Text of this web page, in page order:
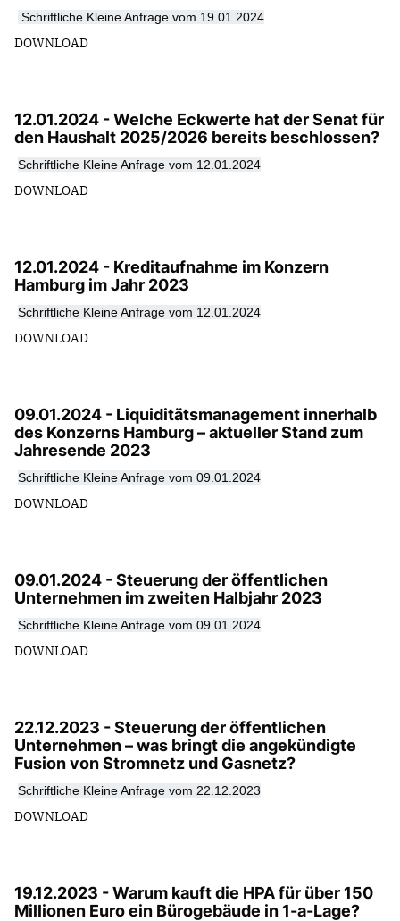
Schriftliche Kleine Anfrage vom 19.01.2024
DOWNLOAD
12.01.2024 - Welche Eckwerte hat der Senat für
den Haushalt 2025/2026 bereits beschlossen?
Schriftliche Kleine Anfrage vom 12.01.2024
DOWNLOAD
12.01.2024 - Kreditaufnahme im Konzern
Hamburg im Jahr 2023
Schriftliche Kleine Anfrage vom 12.01.2024
DOWNLOAD
09.01.2024 - Liquiditätsmanagement innerhalb
des Konzerns Hamburg – aktueller Stand zum
Jahresende 2023
Schriftliche Kleine Anfrage vom 09.01.2024
DOWNLOAD
09.01.2024 - Steuerung der öffentlichen
Unternehmen im zweiten Halbjahr 2023
Schriftliche Kleine Anfrage vom 09.01.2024
DOWNLOAD
22.12.2023 - Steuerung der öffentlichen
Unternehmen – was bringt die angekündigte
Fusion von Stromnetz und Gasnetz?
Schriftliche Kleine Anfrage vom 22.12.2023
DOWNLOAD
19.12.2023 - Warum kauft die HPA für über 150
Millionen Euro ein Bürogebäude in 1-a-Lage?